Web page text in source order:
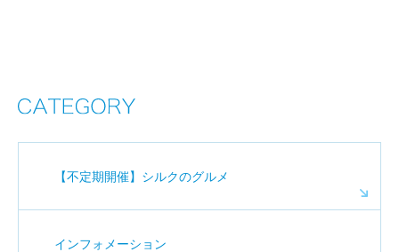
【不定期開催】シルクのグルメ
インフォメーション